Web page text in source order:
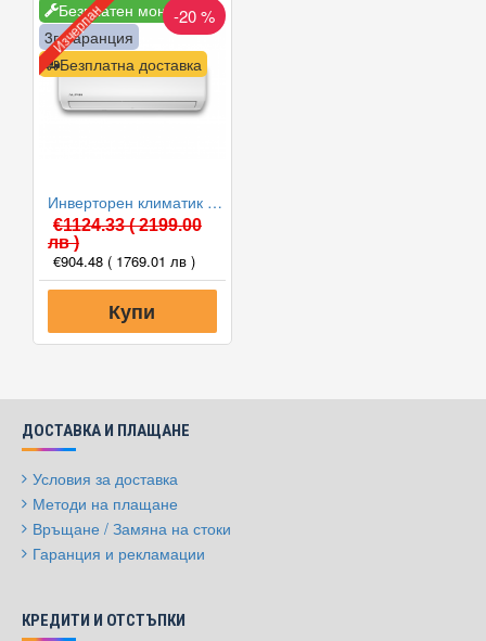
Безплатен монтаж
Безплатна доставка
3г. гаранция
-20 %
Изчерпан
Инверторен климатик Alpin ASW-50ETE, Elite, WIFI, 18000 BTU, Клас А++
€1124.33( 2199.00
лв )
€904.48 ( 1769.01 лв )
Купи
ДОСТАВКА И ПЛАЩАНЕ
Условия за доставка
Методи на плащане
Връщане / Замяна на стоки
Гаранция и рекламации
КРЕДИТИ И ОТСТЪПКИ